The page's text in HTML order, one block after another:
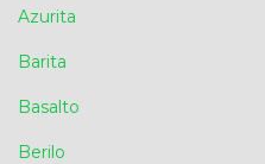
Azurita
Barita
Basalto
Berilo